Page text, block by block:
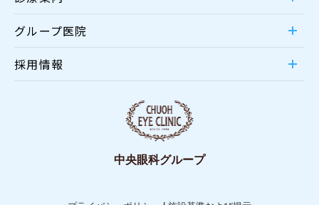
グループ医院
採用情報
中央眼科グループ